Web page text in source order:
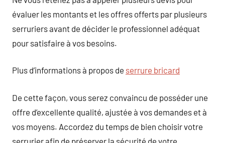
évaluer les montants et les offres offerts par plusieurs
serruriers avant de décider le professionnel adéquat
pour satisfaire à vos besoins.
Plus d’informations à propos de serrure bricard
De cette façon, vous serez convaincu de posséder une
offre d’excellente qualité, ajustée à vos demandes et à
vos moyens. Accordez du temps de bien choisir votre
serrurier afin de préserver la sécurité de votre